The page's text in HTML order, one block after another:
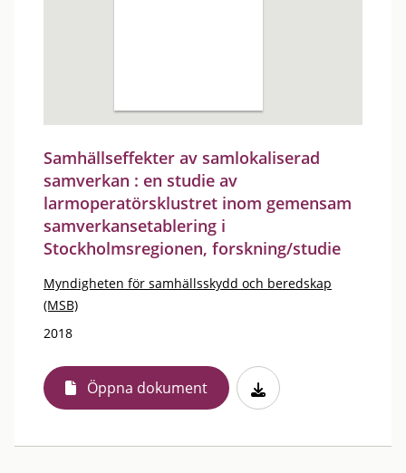
Samhällseffekter av samlokaliserad
samverkan : en studie av
larmoperatörsklustret inom gemensam
samverkansetablering i
Stockholmsregionen, forskning/studie
Myndigheten för samhällsskydd och beredskap
(MSB)
2018
Öppna dokument